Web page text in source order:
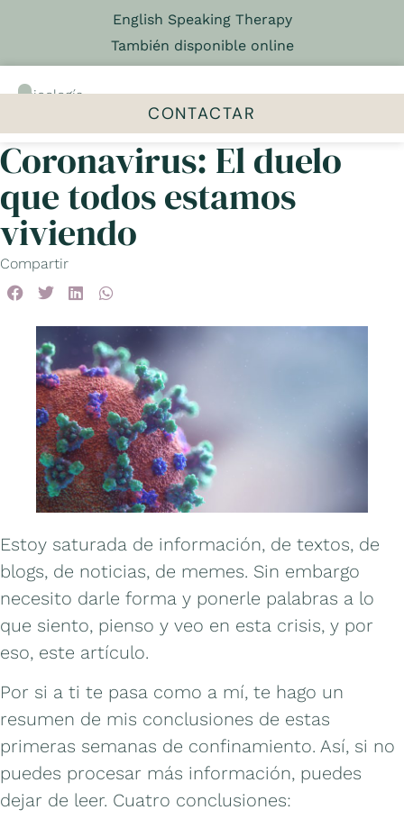
English Speaking Therapy
También disponible online
Psicología
CONTACTAR
Coronavirus: El duelo
que todos estamos
viviendo
Compartir
Estoy saturada de información, de textos, de
blogs, de noticias, de memes. Sin embargo
necesito darle forma y ponerle palabras a lo
que siento, pienso y veo en esta crisis, y por
eso, este artículo.
Por si a ti te pasa como a mí, te hago un
resumen de mis conclusiones de estas
primeras semanas de confinamiento. Así, si no
puedes procesar más información, puedes
dejar de leer. Cuatro conclusiones: